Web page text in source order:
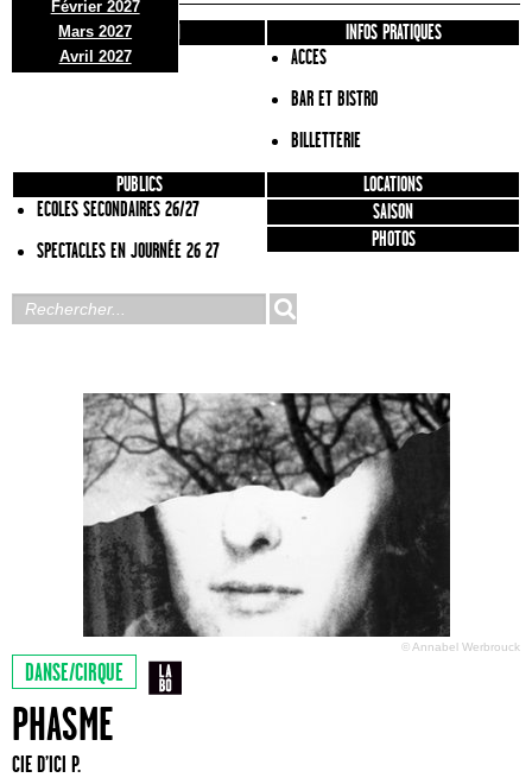
Février 2027
Mars 2027
Avril 2027
PRÉSENTATION
INFOS PRATIQUES
ACCES
BAR ET BISTRO
BILLETTERIE
PUBLICS
ECOLES SECONDAIRES 26/27
SPECTACLES EN JOURNÉE 26 27
LOCATIONS
SAISON
PHOTOS
© Annabel Werbrouck
DANSE/CIRQUE
PHASME
CIE D’ICI P.